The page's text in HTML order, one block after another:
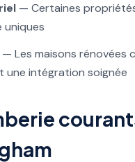
— Certaines
uniques
— Les maisons rénovées
une intégration soignée